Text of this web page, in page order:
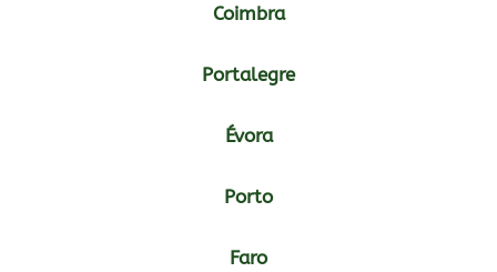
Coimbra
Portalegre
Évora
Porto
Faro